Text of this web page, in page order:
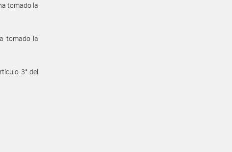
tomado la
tomado la
3° del